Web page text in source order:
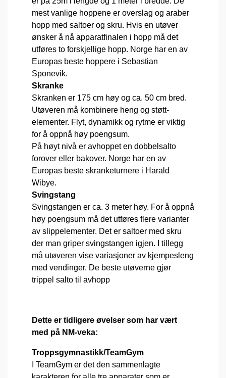
mest vanlige hoppene er overslag og araber
hopp med saltoer og skru. Hvis en utøver
ønsker å nå apparatfinalen i hopp må det
utføres to forskjellige hopp. Norge har en av
Europas beste hoppere i Sebastian
Sponevik.
Skranke
Skranken er 175 cm høy og ca. 50 cm bred.
Utøveren må kombinere heng og støtt-
elementer. Flyt, dynamikk og rytme er viktig
for å oppnå høy poengsum.
På høyt nivå er avhoppet en dobbelsalto
forover eller bakover. Norge har en av
Europas beste skranketurnere i Harald
Wibye.
Svingstang
Svingstangen er ca. 3 meter høy. For å oppnå
høy poengsum må det utføres flere varianter
av slippelementer. Det er saltoer med skru
der man griper svingstangen igjen. I tillegg
må utøveren vise variasjoner av kjempesleng
med vendinger. De beste utøverne gjør
trippel salto til avhopp
Dette er tidligere øvelser som har vært
med på NM-veka:
Troppsgymnastikk/TeamGym
I TeamGym er det den sammenlagte